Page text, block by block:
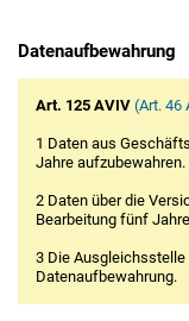
Datenaufbewahrung
Art. 125 AVIV (Art. 46
1 Daten aus
Jahre aufzubewahren.
2 Daten über die
Bearbeitung fünf
3 Die
Datenaufbewahrung.